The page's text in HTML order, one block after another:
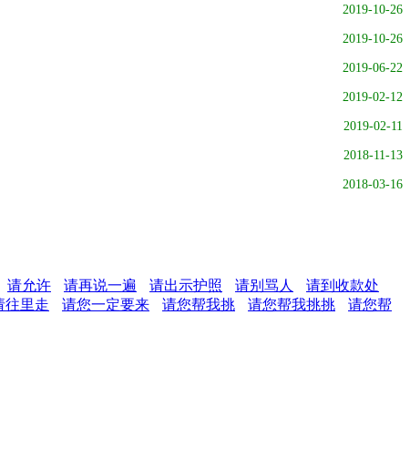
2019-10-26
2019-10-26
2019-06-22
2019-02-12
2019-02-11
2018-11-13
2018-03-16
请允许 请再说一遍 请出示护照 请别骂人
请到收款处
往里走 请您一定要来 请您帮我挑 请您帮我挑挑
请您帮